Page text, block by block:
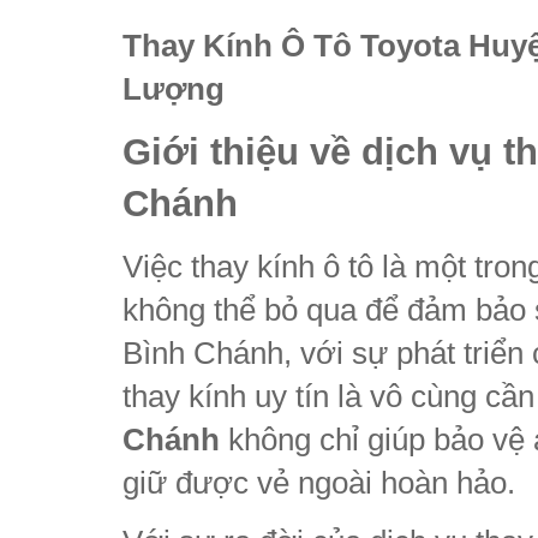
Thay Kính Ô Tô Toyota
Lượng
Giới thiệu về dịch vụ
Chánh
Việc thay kính ô tô là một
không thể bỏ qua để đảm
Bình Chánh, với sự phát triển
thay kính uy tín là vô cùng
Chánh không chỉ giúp bảo
giữ được vẻ ngoài hoàn hảo.